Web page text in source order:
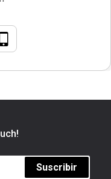
Suscribir